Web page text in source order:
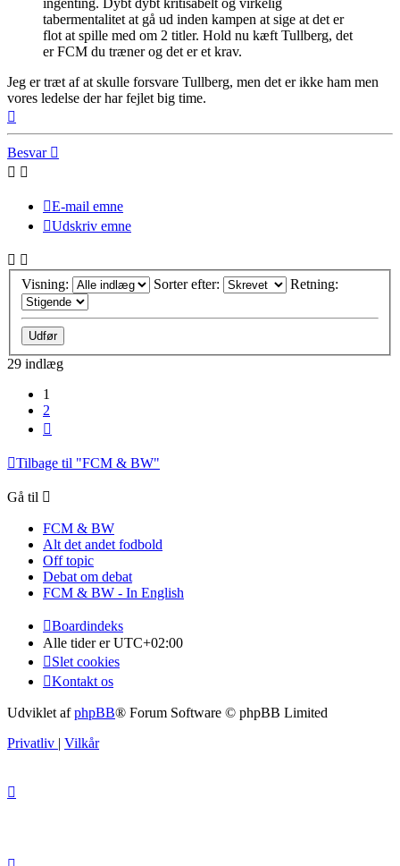
ingenting. Dybt dybt kritisabelt og virkelig
tabermentalitet at gå ud inden kampen at sige at det er
flot at spille med om 2 titler. Hold nu kæft Tullberg, det
er FCM du træner og det er et krav.
Jeg er træt af at skulle forsvare Tullberg, men det er ikke ham men
vores ledelse der har fejlet big time.
Besvar
E-mail emne
Udskriv emne
Visning: Sorter efter: Retning:
29 indlæg
1
2
Tilbage til "FCM & BW"
Gå til
FCM & BW
Alt det andet fodbold
Off topic
Debat om debat
FCM & BW - In English
Boardindeks
Alle tider erUTC+02:00
Slet cookies
Kontakt os
Udviklet afphpBB® Forum Software © phpBB Limited
Privatliv | Vilkår